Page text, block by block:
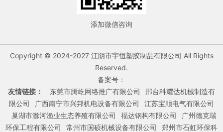
添加微信咨询
Copyright © 2024-2027 江阴市宇恒塑胶制品有限公司 All Rights
Reserved.
备案号：
友情链接：
东莞市腾屹网络推广有限公司
邢台科耀达机械制造有
限公司
广西南宁市兴邦机电设备有限公司
江苏宝顺电气有限公司
巢湖市滁河渔业生态养殖有限公司
福达钢构有限公司
广州德克瑞
环保工程有限公司
常州市国硕机械设备有限公司
郑州市石虹环保科